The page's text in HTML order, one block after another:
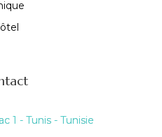
1 - Tunis - Tunisie